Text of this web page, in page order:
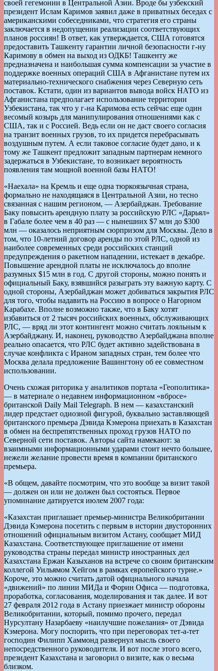
своей гегемонии в Центральной Азии. Вроде бы узбекский
президент Ислам Каримов заявил даже в приватных беседах с
американскими собеседниками, что стратегия его страны
заключается в недопущении реализации соответствующих
планов россиян! В ответ, как утверждается, США готовятся
предоставить Ташкенту гарантии личной безопасности г-ну
Каримову в обмен на выход из ОДКБ! Ташкенту же
предназначена и наибольшая сумма компенсации за участие в
поддержке военных операций США в Афганистане путем их
материально-технического снабжения через Северную сеть
поставок. Кстати, один из вариантов вывода войск НАТО из
Афганистана предполагает использование территории
Узбекистана, так что у г-на Каримова есть сейчас еще один
весомый козырь для манипулирования отношениями как с
США, так и с Россией. Ведь если он не даст своего согласия
на транзит военных грузов, то их придется перебрасывать
воздушным путем. А если таковое согласие будет дано, и к
тому же Ташкент предложит западным партнерам немного
задержаться в Узбекистане, то возникает вероятность
появления там мощной военной базы НАТО!
«Наехала» на Кремль и еще одна тюркоязычная страна,
формально не находящаяся в Центральной Азии, но тесно
связанная с нашим регионом, — Азербайджан. Требование
Баку повысить арендную плату за российскую РЛС «Дарьял»
в Габале более чем в 40 раз — с нынешних $7 млн до $300
млн — оказалось неприятным сюрпризом для Москвы. Дело в
том, что 10-летний договор аренды по этой РЛС, одной из
наиболее современных среди российских станций
предупреждения о ракетном нападении, истекает в декабре.
Повышение арендной платы не исключалось до вполне
разумных $15 млн в год. С другой стороны, можно понять и
официальный Баку, взявшийся разыграть эту важную карту. С
одной стороны, Азербайджан может добиваться закрытия РЛС
для того, чтобы надавить на Россию в вопросе о Нагорном
Карабахе. Вполне возможно также, что в Баку хотят
избавиться от 2 тысяч российских военных, обслуживающих
РЛС, — вряд ли этот контингент можно считать лояльным к
Азербайджану. И, наконец, руководство Азербайджана вполне
реально опасается, что РЛС будет активно задействована в
случае конфликта с Ираном западных стран, тем более что
Москва делала предложение Вашингтону об ее совместном
использовании.
Очень схожая риторика у аналитиков портала «Геополитика»
— в материале о недавнем информационном «вбросе»
британской Daily Mail Telegraph. В нем — казахстанский
лидер предстает одиозной фигурой, буквально заставляющей
британского премьера Дэвида Кэмерона приехать в Казахстан
в обмен на беспрепятственных проход грузов НАТО по
Северной сети поставок. Авторы сайта намекают: за
взаимными информационными ударами стоит нечто большее,
нежели желание провести время в компании британского
премьера.
«В общем, давайте посмотрим, что это вообще за визит такой
— должен он или не должен был состояться. Первое
упоминание датируется июлем 2007 года:
«Казахстан приглашает премьер-министра Великобритании
Дэвида Кэмерона посетить с первым в истории двусторонних
отношений официальным визитом Астану, сообщает МИД
Казахстана. Соответствующее приглашение от имени
руководства страны передал министр иностранных дел
Казахстана Ержан Казыханов на встрече со своим британским
коллегой Уильямом Хейгом в рамках европейского турне.»
Короче, это можно считать датой официального начала
«движений» по линии МИДа и Форин Офиса — подготовка,
проработка, согласования, моделирования и так далее. И вот
27 февраля 2012 года в Астану приезжает министр обороны
Великобритании, который, помимо прочего, передал
Нурсултану Назарбаеву «наилучшие пожелания» от Дэвида
Кэмерона. Могу поспорить, что при переговорах тет-а-тет
господин Филипп Хаммонд развернул мысль своего
непосредственного руководителя. И вот после этого всего,
президент Казахстана и заговорил о визите, как о весьма
близком.